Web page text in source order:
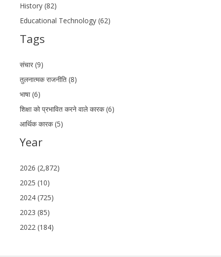
History (82)
Educational Technology (62)
Tags
संचार (9)
तुलनात्मक राजनीति (8)
भाषा (6)
शिक्षा को प्रभावित करने वाले कारक (6)
आर्थिक कारक (5)
Year
2026 (2,872)
2025 (10)
2024 (725)
2023 (85)
2022 (184)